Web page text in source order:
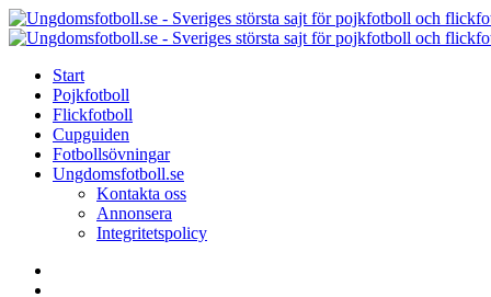
Menu
Search
Menu
Start
Pojkfotboll
Flickfotboll
Cupguiden
Fotbollsövningar
Ungdomsfotboll.se
Kontakta oss
Annonsera
Integritetspolicy